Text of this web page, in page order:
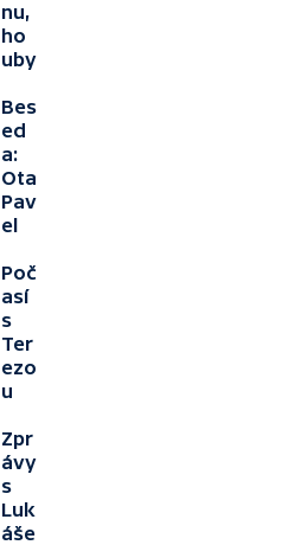
nu,
ho
uby
Bes
ed
a:
Ota
Pav
el
Poč
así
s
Ter
ezo
u
Zpr
ávy
s
Luk
áše